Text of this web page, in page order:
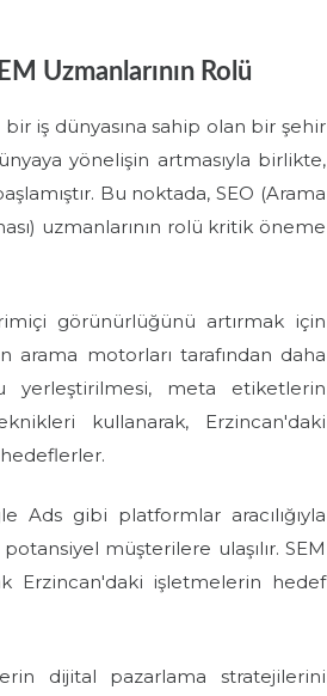
Uzmanlarının Rolü
iş dünyasına sahip olan bir şehir
yönelişin artmasıyla birlikte,
Bu noktada, SEO (Arama
uzmanlarının rolü kritik öneme
görünürlüğünü artırmak için
arama motorları tarafından daha
yerleştirilmesi, meta etiketlerin
kullanarak, Erzincan'daki
hedeflerler.
Ads gibi platformlar aracılığıyla
müşterilere ulaşılır. SEM
Erzincan'daki işletmelerin hedef
dijital pazarlama stratejilerini